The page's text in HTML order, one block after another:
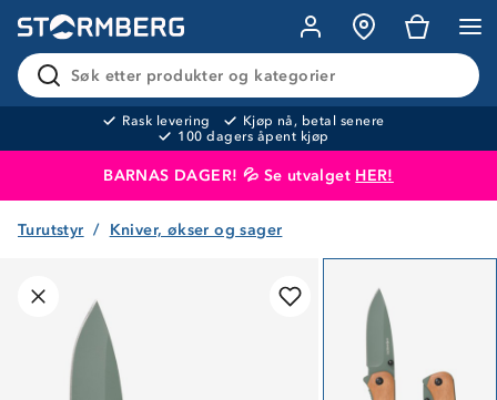
Søk etter produkter og kategorier
Rask levering
Kjøp nå, betal senere
100 dagers åpent kjøp
BARNAS DAGER! 💦 Se utvalget HER!
Produktet er lagt i handlekurven
Turutstyr Kniver, økser og sager